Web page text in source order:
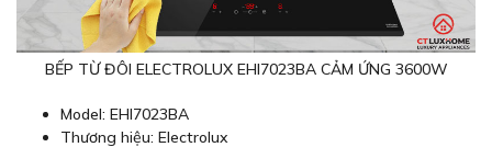
BẾP TỪ ĐÔI ELECTROLUX EHI7023BA CẢM ỨNG 3600W
Model: EHI7023BA
Thương hiệu: Electrolux